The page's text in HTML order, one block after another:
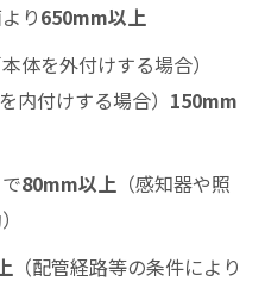
ドして下さい（1万円単位）
り650mm以上
体を外付けする場合）
内付けする場合） 150mm
80mm以上 （感知器や照
（配管経路等の条件により